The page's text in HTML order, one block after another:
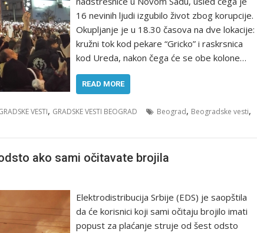
16 nevinih ljudi izgubilo život zbog korupcije.
Okupljanje je u 18.30 časova na dve lokacije:
kružni tok kod pekare “Gricko” i raskrsnica
kod Ureda, nakon čega će se obe kolone…
READ MORE
VESTI, GRADSKE VESTI BEOGRAD Beograd, Beogradske vesti,
ako sami očitavate brojila
Elektrodistribucija Srbije (EDS) je saopštila
da će korisnici koji sami očitaju brojilo imati
popust za plaćanje struje od šest odsto